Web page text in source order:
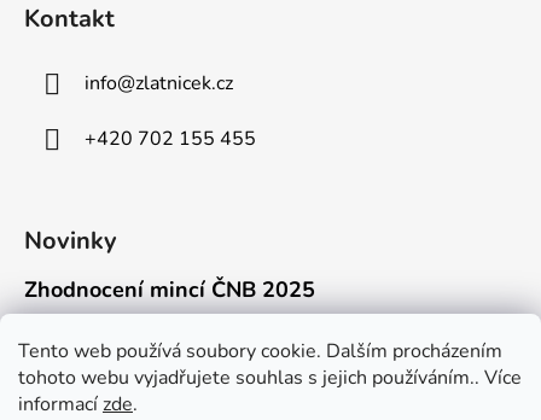
Tento web používá soubory cookie. Dalším procházením
tohoto webu vyjadřujete souhlas s jejich používáním.. Více
informacízde.
Kontakt
info@zlatnicek.cz
+420 702 155 455
Novinky
Zhodnocení mincí ČNB 2025
Připravili jsme pro vás jednoduchý a př...
Mýty o přepravě zlatých mincí mimo EU